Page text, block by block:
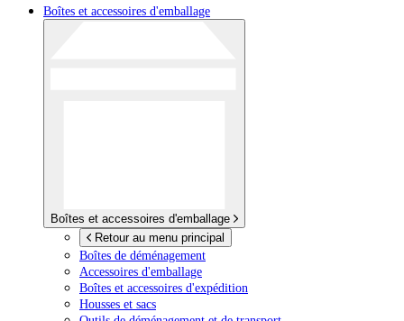
Boîtes et accessoires d'emballage
Boîtes et accessoires d'emballage
Retour au menu principal
Boîtes de déménagement
Accessoires d'emballage
Boîtes et accessoires d'expédition
Housses et sacs